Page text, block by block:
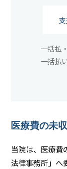
一括払
一括払
医療費の未
当院は、医療費
法律事務所」へ